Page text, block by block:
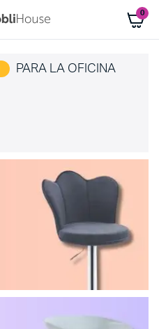
0
PARA LA OFICINA